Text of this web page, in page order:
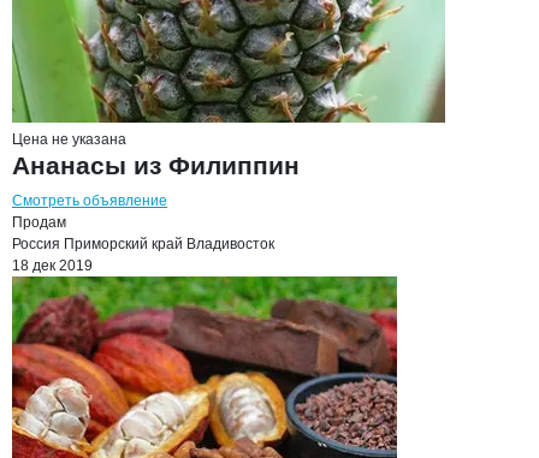
Цена не указана
Ананасы из Филиппин
Смотреть объявление
Продам
Россия Приморский край Владивосток
18 дек 2019